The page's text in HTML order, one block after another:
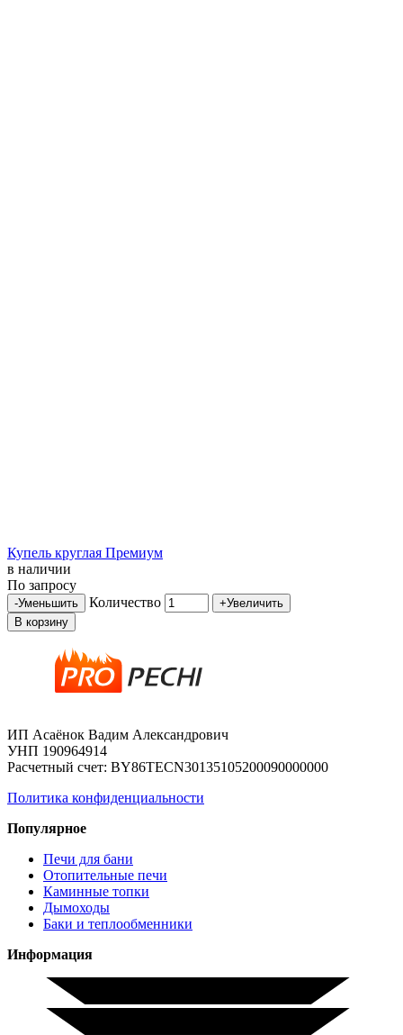
Купель круглая Премиум
в наличии
По запросу
-Уменьшить Количество +Увеличить
В корзину
ИП Асаёнок Вадим Александрович
УНП 190964914
Расчетный счет: BY86TECN30135105200090000000
Политика конфиденциальности
Популярное
Печи для бани
Отопительные печи
Каминные топки
Дымоходы
Баки и теплообменники
Информация